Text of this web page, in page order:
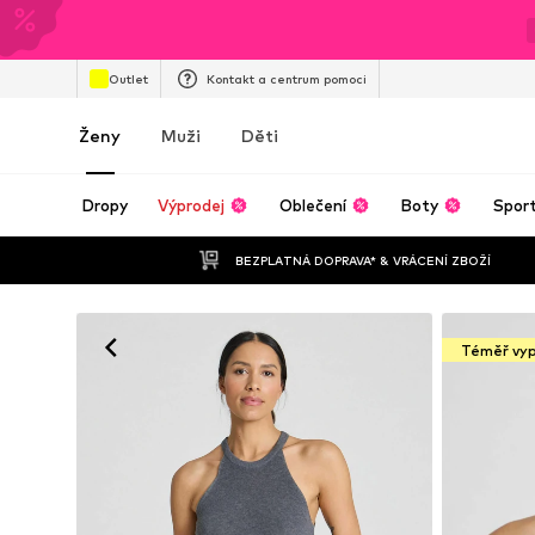
Outlet Kontakt a centrum pomoci
Ženy Muži Děti
Dropy Výprodej Oblečení Boty Sport
BEZPLATNÁ DOPRAVA* & VRÁCENÍ ZBOŽÍ
Téměř